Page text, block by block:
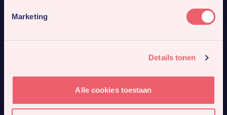
Marketing
Details tonen
Alle cookies toestaan
4x per jaar ons nieuwste werk en gaafste cases.